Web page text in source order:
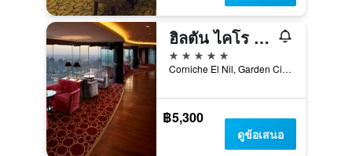
ฮิลตัน ไคโร แกรนด์ ไนล์
5 ดาว
Corniche El Nil, Garden City Cairo, ไคโร, อียิปต์
฿5,300
ดูข้อเสนอ